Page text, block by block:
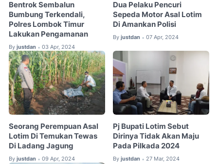
Bentrok Sembalun
Bumbung Terkendali,
Polres Lombok Timur
Lakukan Pengamanan
By justdan • 03 Apr, 2024
Dua Pelaku Pencuri
Sepeda Motor Asal Lotim
Di Amankan Polisi
By justdan • 07 Apr, 2024
Seorang Perempuan Asal
Lotim Di Temukan Tewas
Di Ladang Jagung
By justdan • 09 Apr, 2024
Pj Bupati Lotim Sebut
Dirinya Tidak Akan Maju
Pada Pilkada 2024
By justdan • 27 Mar, 2024